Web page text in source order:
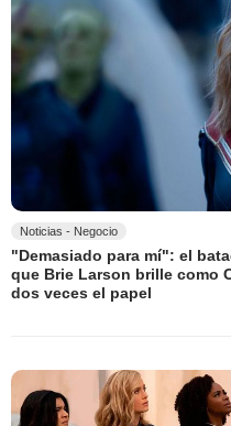
Noticias - Negocio
"Demasiado para mí": el
que Brie Larson brille como
dos veces el papel